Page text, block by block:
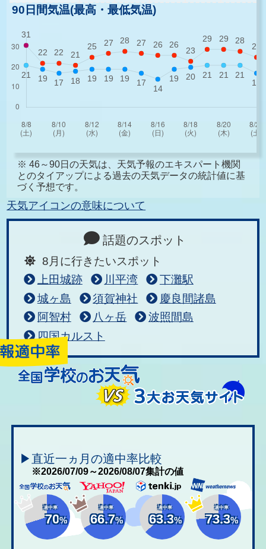
90日間気温(最高・最低気温)
※ 46～90日の天気は、天気予報のエキスパート機関
とのタイアップによる過去の天気データの統計値に基
づく予想です。
天気アイコンの意味について
話題のスポット
8月に行きたいスポット
上田城跡
川平湾
下灘駅
城ヶ島
須賀神社
慶良間諸島
阿智村
八ヶ岳
波照間島
四国カルスト
▶直近一ヵ月の適中率比較
※2026/07/09～2026/08/07集計の値
適中率
70%
適中率
66.7%
適中率
63.3%
適中率
73.3%